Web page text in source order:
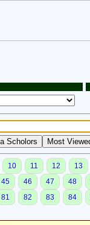
10 11 12 13
45 46 47 48
81 82 83 84